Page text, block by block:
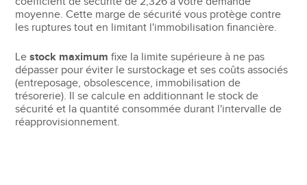
moyenne. Cette marge de sécurité vous protège contre
les ruptures tout en limitant l'immobilisation financière.
Lestock maximum fixe la limite supérieure à ne pas
dépasser pour éviter le surstockage et ses coûts associés
(entreposage, obsolescence, immobilisation de
trésorerie). Il se calcule en additionnant le stock de
sécurité et la quantité consommée durant l'intervalle de
réapprovisionnement.